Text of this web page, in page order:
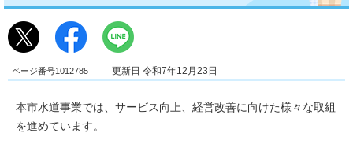
ページ番号1012785 更新日 令和7年12月23日
本市水道事業では、サービス向上、経営改善に向けた様々な取組
を進めています。